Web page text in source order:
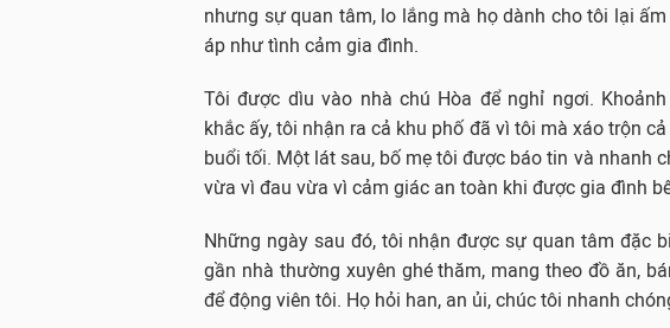
nhưng sự quan tâm, lo lắng mà họ dành cho tôi lại ấm
áp như tình cảm gia đình.
Tôi được dìu vào nhà chú Hòa để nghỉ ngơi. Khoảnh
khắc ấy, tôi nhận ra cả khu phố đã vì tôi mà xáo trộn cả
buổi tối. Một lát sau, bố mẹ tôi được báo tin và nhanh
vừa vì đau vừa vì cảm giác an toàn khi được gia đình
Những ngày sau đó, tôi nhận được sự quan tâm đặc
gần nhà thường xuyên ghé thăm, mang theo đồ ăn,
để động viên tôi. Họ hỏi han, an ủi, chúc tôi nhanh